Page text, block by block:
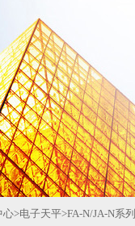
心>电子天平>FA-N/JA-N系列